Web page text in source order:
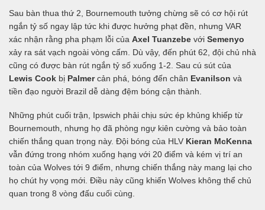
Sau bàn thua thứ 2, Bournemouth tưởng chừng sẽ có cơ hội rút
ngắn tỷ số ngay lập tức khi được hưởng phạt đền, nhưng VAR
xác nhận rằng pha phạm lỗi của Axel Tuanzebe với Semenyo
xảy ra sát vạch ngoài vòng cấm. Dù vậy, đến phút 62, đội chủ nhà
cũng có được bàn rút ngắn tỷ số xuống 1-2. Sau cú sút của
Lewis Cook bị Palmercản phá, bóng đến chân Evanilson và
tiền đạo người Brazil dễ dàng đệm bóng cận thành.
Những phút cuối trận, Ipswich phải chịu sức ép khủng khiếp từ
Bournemouth, nhưng họ đã phòng ngự kiên cường và bảo toàn
chiến thắng quan trọng này. Đội bóng của HLV Kieran McKenna
vẫn đứng trong nhóm xuống hạng với 20 điểm và kém vị trí an
toàn của Wolves tới 9 điểm, nhưng chiến thắng này mang lại cho
họ chút hy vọng mới. Điều này cũng khiến Wolves không thể chủ
quan trong 8 vòng đấu cuối cùng.